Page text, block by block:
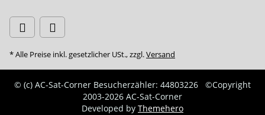
* Alle Preise inkl. gesetzlicher USt., zzgl.Versand
© (c) AC-Sat-Corner Besucherzähler: 44803226
©Copyright
2003-2026 AC-Sat-Corner
Developed by Themehero